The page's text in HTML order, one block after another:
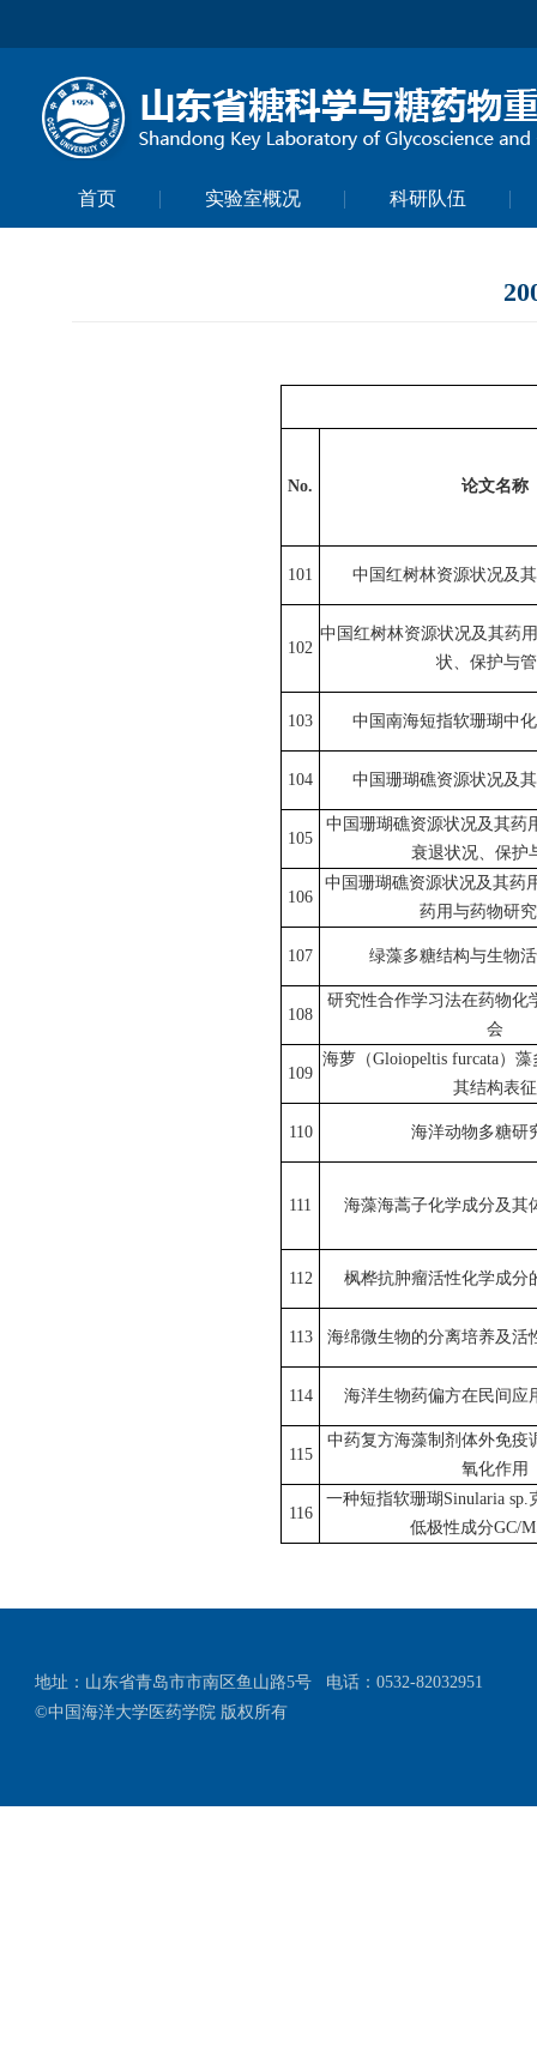
首页 实验室概况 科研队伍
No. 论文名称
101 中国红树林资源状况及
102
中国红树林资源状况及其药
状、保护与
103 中国南海短指软珊瑚中
104 中国珊瑚礁资源状况及
105
中国珊瑚礁资源状况及其药
衰退状况、保护
106
中国珊瑚礁资源状况及其药
药用与药物研
107 绿藻多糖结构与生物
108
研究性合作学习法在药物化
会
109
海萝（Gloiopeltis furcata）
其结构表征
110 海洋动物多糖研
111 海藻海蒿子化学成分及其
112 枫桦抗肿瘤活性化学成分
113 海绵微生物的分离培养及活
114 海洋生物药偏方在民间应
115
中药复方海藻制剂体外免疫
氧化作用
116
一种短指软珊瑚 Sinularia sp.
低极性成分GC/
地址：山东省青岛市市南区鱼山路5号
电话：0532-82032951
©中国海洋大学医药学院 版权所有